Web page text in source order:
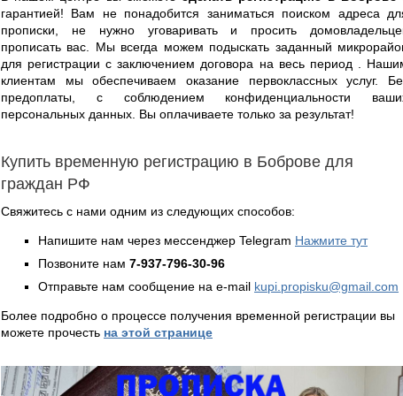
гарантией! Вам не понадобится заниматься поиском адреса
прописки, не нужно уговаривать и просить
прописать вас. Мы всегда можем подыскать заданный
для регистрации с заключением договора на весь период .
клиентам мы обеспечиваем оказание первоклассных услуг.
предоплаты, с соблюдением конфиденциальности
персональных данных. Вы оплачиваете только за результат!
Купить временную регистрацию в Боброве для
граждан РФ
Свяжитесь с нами одним из следующих способов:
Напишите нам через мессенджер Telegram Нажмите тут
Позвоните нам 7-937-796-30-96
Отправьте нам сообщение на e-mail kupi.propisku@gmail.com
Более подробно о процессе получения временной регистрации вы
можете прочесть на этой странице